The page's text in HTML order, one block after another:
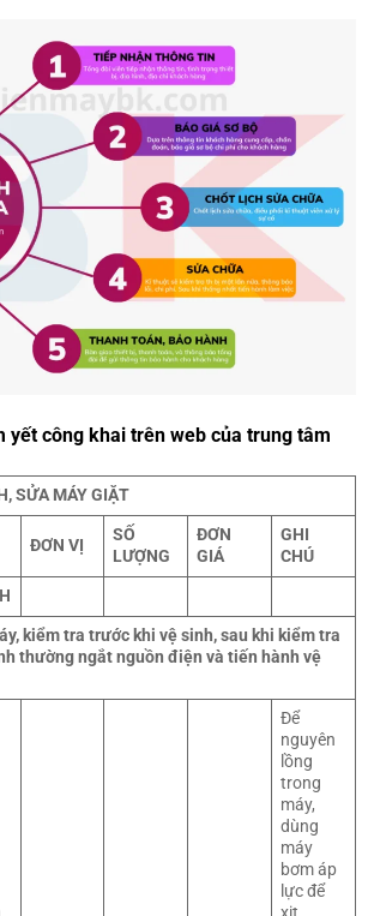
yết công khai trên web của trung tâm
SỬA MÁY GIẶT
ĐƠN VỊ
SỐ
LƯỢNG
ĐƠN
GIÁ
GHI
CHÚ
kiểm tra trước khi vệ sinh, sau khi kiểm tra
thường ngắt nguồn điện và tiến hành vệ
Để
nguyên
lồng
trong
máy,
dùng
máy
bơm áp
lực để